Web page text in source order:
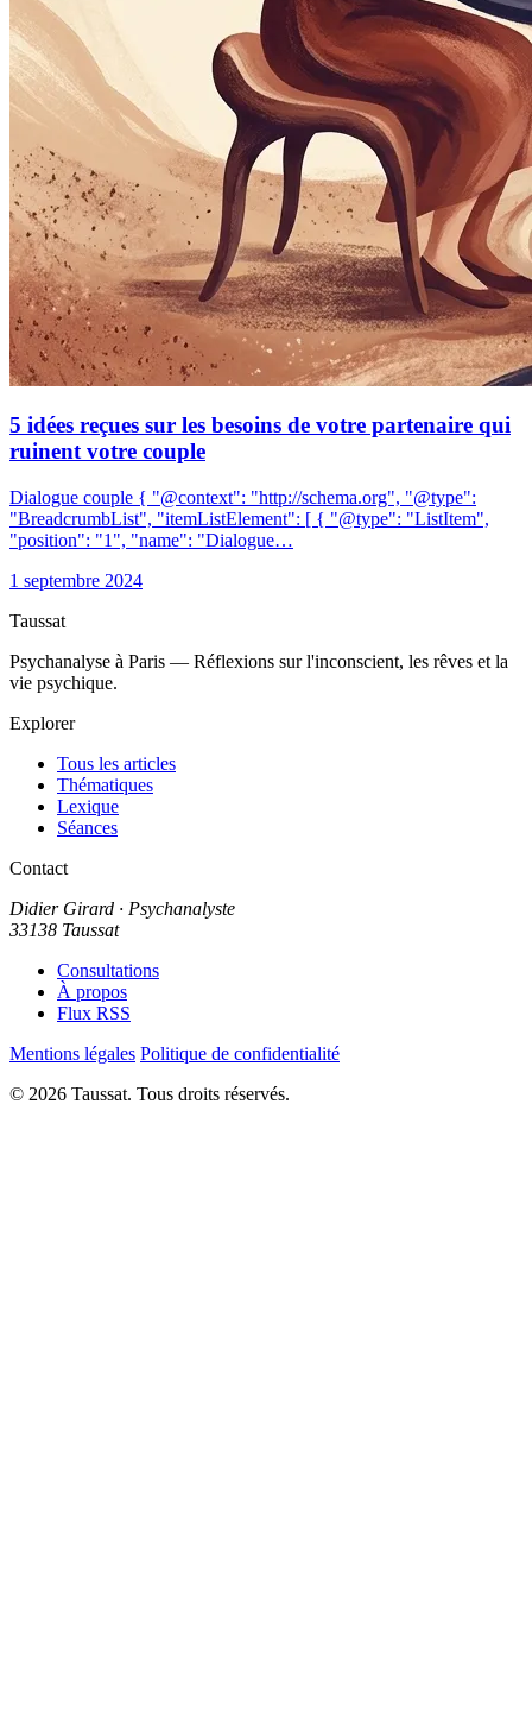
5 idées reçues sur les besoins de votre partenaire qui
ruinent votre couple
Dialogue couple { "@context": "http://schema.org", "@type":
"BreadcrumbList", "itemListElement": [ { "@type": "ListItem",
"position": "1", "name": "Dialogue…
1 septembre 2024
Taussat
Psychanalyse à Paris — Réflexions sur l'inconscient, les rêves et la
vie psychique.
Explorer
Tous les articles
Thématiques
Lexique
Séances
Contact
Didier Girard · Psychanalyste
33138 Taussat
Consultations
À propos
Flux RSS
Mentions légales Politique de confidentialité
© 2026 Taussat. Tous droits réservés.